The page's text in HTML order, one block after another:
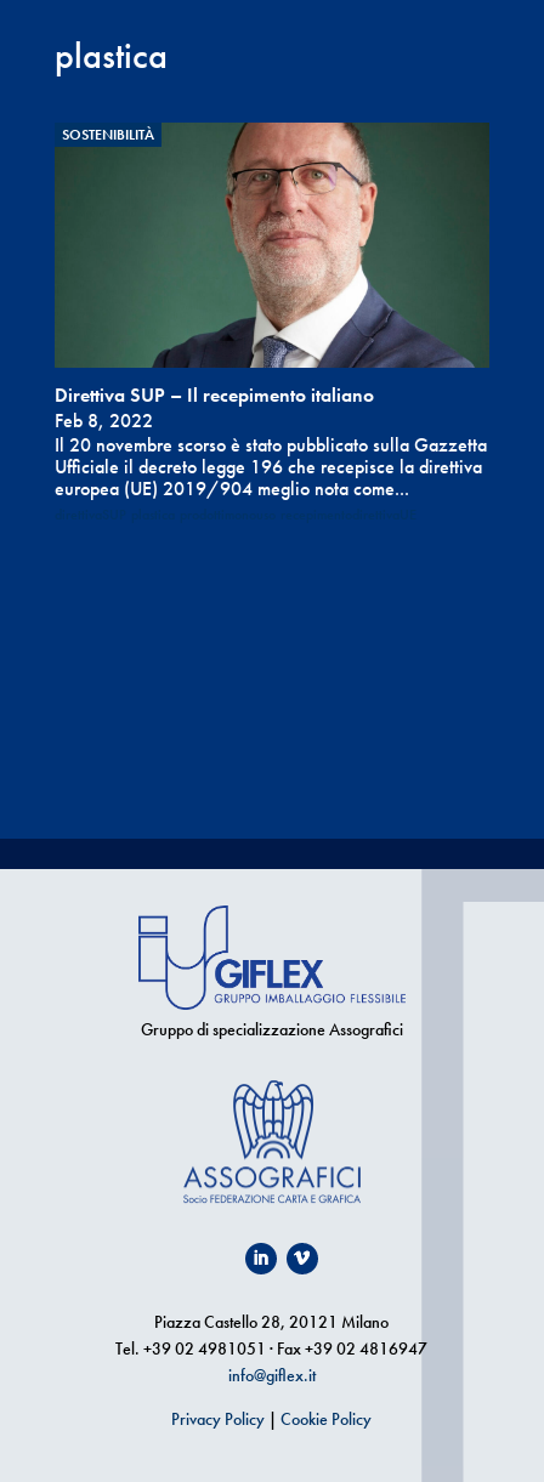
plastica
SOSTENIBILITÀ
Direttiva SUP – Il recepimento italiano
Feb 8, 2022
Il 20 novembre scorso è stato pubblicato sulla Gazzetta
Ufficiale il decreto legge 196 che recepisce la direttiva
europea (UE) 2019/904 meglio nota come...
Gruppo di specializzazione Assografici
Piazza Castello 28, 20121 Milano
Tel. +39 02 4981051 · Fax +39 02 4816947
info@giflex.it
Privacy Policy |Cookie Policy